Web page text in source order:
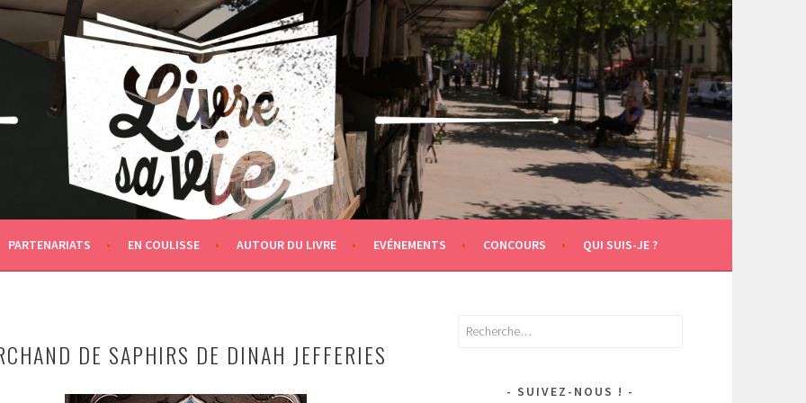
PARTENARIATS EN COULISSE AUTOUR DU LIVRE EVÉNEMENTS CONCOURS QUI SUIS-JE ?
DE SAPHIRS DE DINAH JEFFERIES
Rechercher :
SUIVEZ-NOUS !